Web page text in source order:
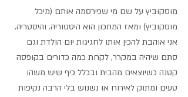
מוסקוביץ על שם מי שפירסמה אותם (מיכל
מוסקוביץ) ומאז המתכון הוא היסטוריה. והיסטריה.
אני אוהבת להכין אותו לחגיגות יום הולדת וגם
סתם שיהיה במקרר, לקחת כמה כדורים בקופסה
קטנה כשיוצאים מהבית ובכלל כיף שיש משהו
טעים ומתוק לאירוח או נשנוש בלי הרבה נקיפות